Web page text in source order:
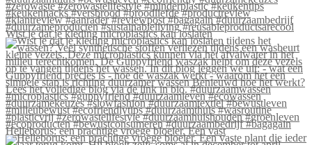
Wist je dat je kleding microplastics kan loslaten
Helleborus: een prachtige vroege bloeier. Een vast